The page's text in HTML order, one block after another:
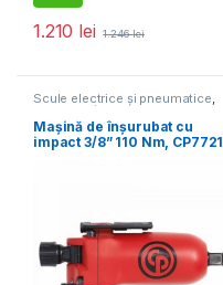
1.210 lei 1.246lei
Scule electrice și pneumatice,
Mașini de înșurubat
Mașină de înșurubat cu
impact 3/8” 110 Nm, CP7721